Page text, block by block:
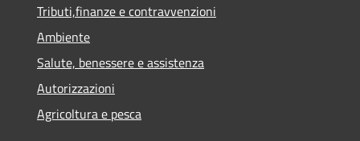
Tributi,finanze e contravvenzioni
Ambiente
Salute, benessere e assistenza
Autorizzazioni
Agricoltura e pesca